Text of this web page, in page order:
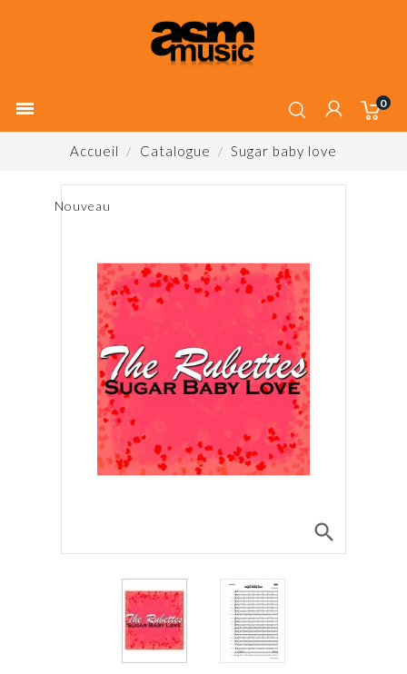
 0
Accueil Catalogue Sugar baby love
Nouveau
search